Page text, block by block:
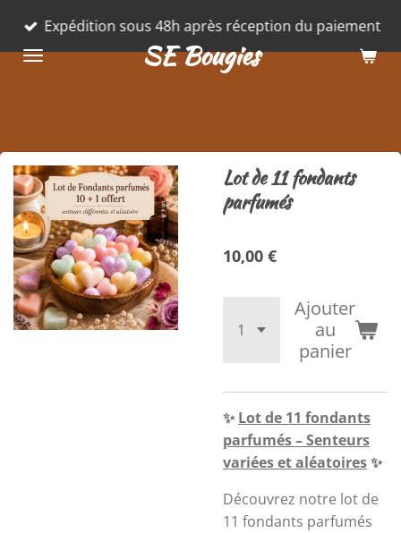
Passer
contenu
SE Bougies
Expédition sous 48h après réception du paiement
Lot de 11 fondants
parfumés
10,00 €
Ajouter
au
panier
✨Lotde 11 fondants
parfumés – Senteurs
variées et aléatoires✨
Découvrez notre lot de
11 fondants parfumés